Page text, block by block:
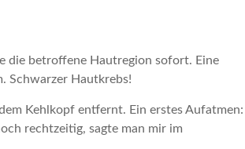
die betroffene Hautregion sofort. Eine
Schwarzer Hautkrebs!
Kehlkopf entfernt. Ein erstes Aufatmen:
rechtzeitig, sagte man mir im